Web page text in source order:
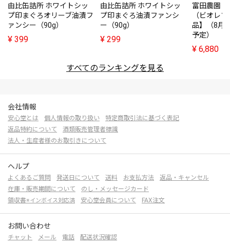
由比缶詰所 ホワイトシッ
プ印まぐろオリーブ油漬フ
ァンシー（90g）
¥ 399
由比缶詰所 ホワイトシッ
プ印まぐろ油漬ファンシ
ー（90g）
¥ 299
富田農園
（ビオレ
品】（8月
予定）
¥ 6,880
すべてのランキングを見る
会社情報
安心堂とは 個人情報の取り扱い
特定商取引法に基づく表記
返品特約について
酒類販売管理者標識
法人・生産者様のお取引きについて
ヘルプ
よくあるご質問 発送日について 送料 お支払方法
返品・キャンセル
在庫・販売期間について
のし・メッセージカード
領収書※インボイス対応済 安心堂会員について FAX注文
お問い合わせ
チャット メール 電話 配送状況確認